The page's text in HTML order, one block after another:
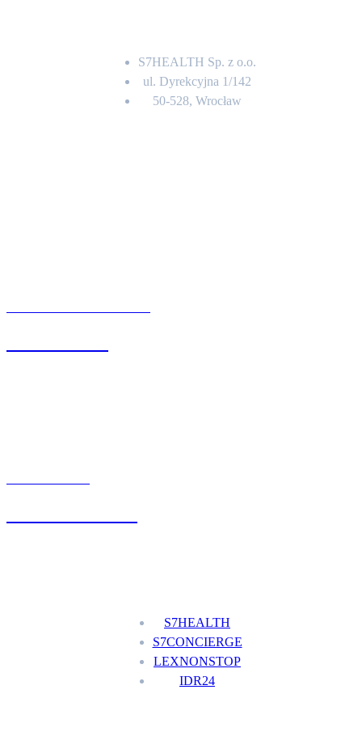
S7HEALTH Sp. z o.o.
ul. Dyrekcyjna 1/142
50-528, Wrocław
S7HEALTH
S7CONCIERGE
LEXNONSTOP
IDR24